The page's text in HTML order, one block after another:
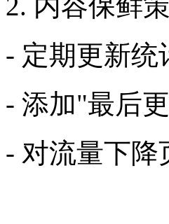
2. 内容保鲜策
- 定期更新统
- 添加"最后
- 对流量下降